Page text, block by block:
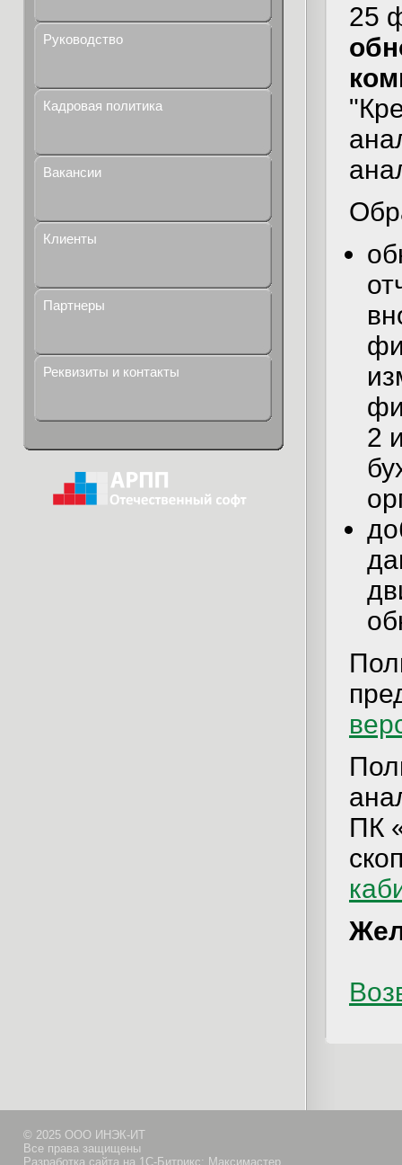
Руководство
Кадровая политика
Вакансии
Клиенты
Партнеры
Реквизиты и контакты
25
2
ПК
© 2025 ООО ИНЭК-ИТ
Все права защищены
Разработка сайта на 1С-Битрикс: Максимастер